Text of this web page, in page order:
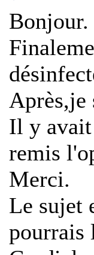
Bonjour.
Après,je
Il y avait
remis
Merci.
Le sujet
pourrais